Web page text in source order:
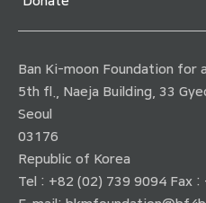
Ban Ki-moon Foundation for
5th fl., Naeja Building, 33
Seoul
03176
Republic of Korea
Tel : +82 (02) 739 9094 Fax